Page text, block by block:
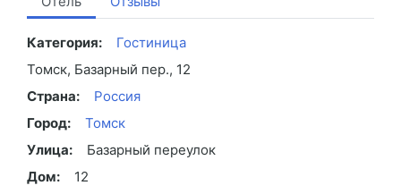
Категория:
Гостиница
Томск, Базарный пер., 12
Страна:
Россия
Город:
Томск
Улица:
Базарный переулок
Дом:
12